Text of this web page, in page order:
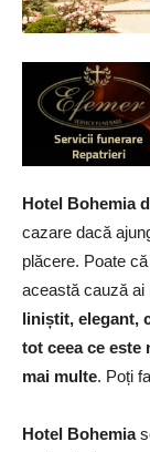
Hotel Bohemia
cazare dacă
plăcere. Poate
această cauză ai
liniștit, elegant,
tot ceea ce este
mai multe. Poți
Hotel Bohemia